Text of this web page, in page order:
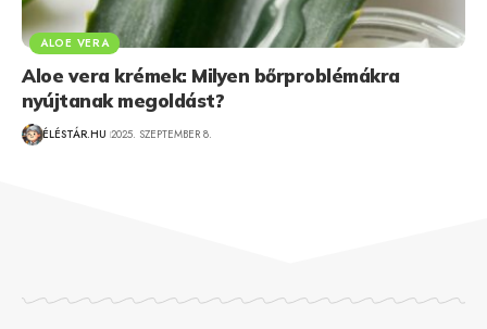
ALOE VERA
Aloe vera krémek: Milyen bőrproblémákra
nyújtanak megoldást?
ÉLÉSTÁR.HU 2025. SZEPTEMBER 8.